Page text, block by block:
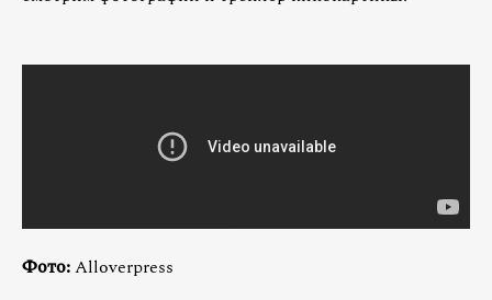
Фото:Alloverpress